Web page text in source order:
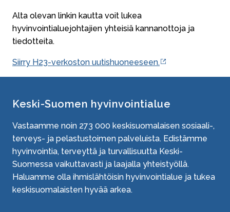
Alta olevan linkin kautta voit lukea
hyvinvointialuejohtajien yhteisiä kannanottoja ja
tiedotteita.
Siirry H23-verkoston uutishuoneeseen.
Keski-Suomen hyvinvointialue
Vastaamme noin 273 000 keskisuomalaisen sosiaali-,
terveys- ja pelastustoimen palveluista. Edistämme
hyvinvointia, terveyttä ja turvallisuutta Keski-
Suomessa vaikuttavasti ja laajalla yhteistyöllä.
Haluamme olla ihmislähtöisin hyvinvointialue ja tukea
keskisuomalaisten hyvää arkea.